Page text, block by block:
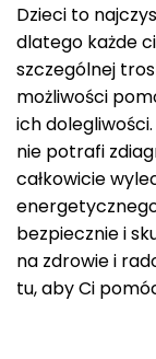
Dzieci to
dlatego każde
szczególnej
możliwości
ich
nie potrafi
całkowicie
bezpiecznie i
na zdrowie i
tu, aby Ci